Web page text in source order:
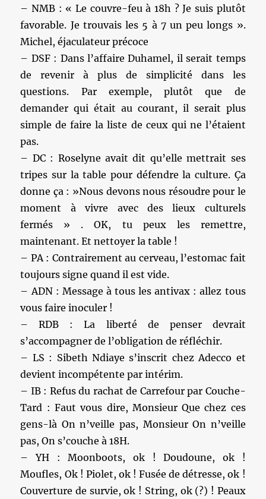
– NMB : « Le couvre-feu à 18h ? Je suis plutôt
favorable. Je trouvais les 5 à 7 un peu longs ».
Michel, éjaculateur précoce
– DSF : Dans l’affaire Duhamel, il serait temps
de revenir à plus de simplicité dans les
questions. Par exemple, plutôt que de
demander qui était au courant, il serait plus
simple de faire la liste de ceux qui ne l’étaient
pas.
– DC : Roselyne avait dit qu’elle mettrait ses
tripes sur la table pour défendre la culture. Ça
donne ça : »Nous devons nous résoudre pour le
moment à vivre avec des lieux culturels
fermés » . OK, tu peux les remettre,
maintenant. Et nettoyer la table !
– PA : Contrairement au cerveau, l’estomac fait
toujours signe quand il est vide.
– ADN : Message à tous les antivax : allez tous
vous faire inoculer !
– RDB : La liberté de penser devrait
s’accompagner de l’obligation de réfléchir.
– LS : Sibeth Ndiaye s’inscrit chez Adecco et
devient incompétente par intérim.
– IB : Refus du rachat de Carrefour par Couche-
Tard : Faut vous dire, Monsieur Que chez ces
gens-là On n’veille pas, Monsieur On n’veille
pas, On s’couche à 18H.
– YH : Moonboots, ok ! Doudoune, ok !
Moufles, Ok ! Piolet, ok ! Fusée de détresse, ok !
Couverture de survie, ok ! String, ok (?) ! Peaux